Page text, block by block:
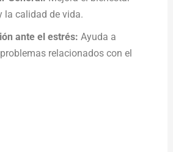
la calidad de vida.
ante el estrés: Ayuda a
relacionados con el